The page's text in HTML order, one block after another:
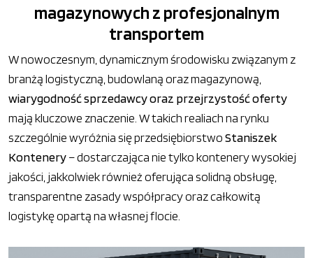
magazynowych z profesjonalnym
transportem
W nowoczesnym, dynamicznym środowisku związanym z
branżą logistyczną, budowlaną oraz magazynową,
wiarygodność sprzedawcy oraz przejrzystość oferty
mają kluczowe znaczenie. W takich realiach na rynku
szczególnie wyróżnia się przedsiębiorstwoStaniszek
Kontenery– dostarczająca nie tylko kontenery wysokiej
jakości, jakkolwiek również oferująca solidną obsługę,
transparentne zasady współpracy oraz całkowitą
logistykę opartą na własnej flocie.